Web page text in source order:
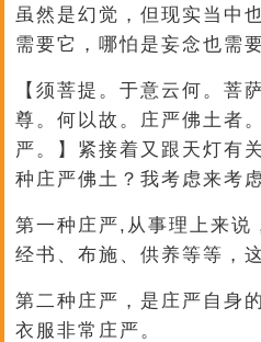
虽然是幻觉，但现实当中
需要它，哪怕是妄念也需
【须菩提。于意云何。菩
尊。何以故。庄严佛土者
严。】紧接着又跟天灯有
种庄严佛土？我考虑来考
第一种庄严,从事理上来说
经书、布施、供养等等，
第二种庄严，是庄严自身
衣服非常庄严。